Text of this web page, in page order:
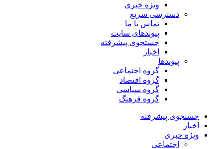
ویژه خبری
دسترسی سریع
تماس با ما
پیوندهای سایت
جستجوی پیشرفته
اخبار
پیوندها
گروه اجتماعی
گروه اقتصاد
گروه سیاسی
گروه فرهنگ
جستجوی پیشرفته
اخبار
ویژه خبری
اجتماعی